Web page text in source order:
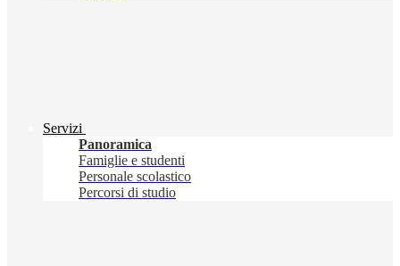
Servizi
Panoramica
Famiglie e studenti
Personale scolastico
Percorsi di studio